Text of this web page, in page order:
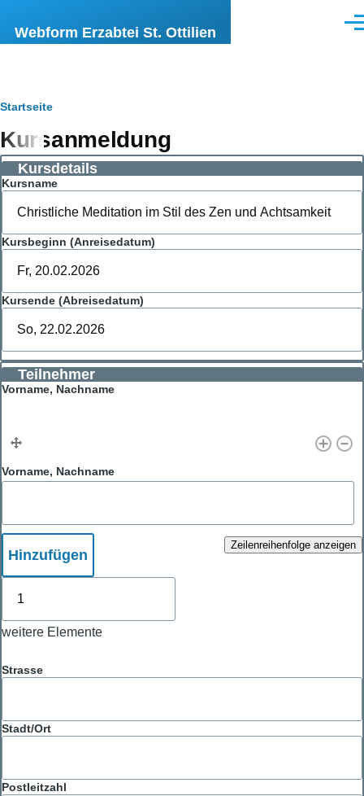
Webform Erzabtei St. Ottilien
Pfadnavigation
Startseite
Kursanmeldung
Kursdetails
Kursname
Kursbeginn (Anreisedatum)
Kursende (Abreisedatum)
Teilnehmer
Vorname, Nachname
Vorname, Nachname
Zeilenreihenfolge anzeigen
weitere
weitere Elemente
Adresse
Strasse
Stadt/Ort
Postleitzahl